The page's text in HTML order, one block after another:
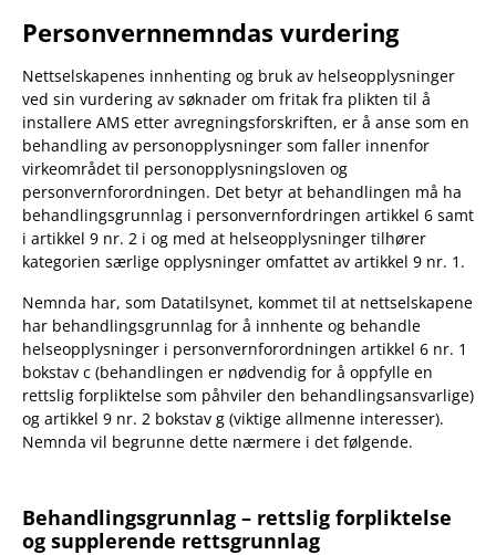
Personvernnemndas vurdering
Nettselskapenes innhenting og bruk av helseopplysninger
ved sin vurdering av søknader om fritak fra plikten til å
installere AMS etter avregningsforskriften, er å anse som en
behandling av personopplysninger som faller innenfor
virkeområdet til personopplysningsloven og
personvernforordningen. Det betyr at behandlingen må ha
behandlingsgrunnlag i personvernfordringen artikkel 6 samt
i artikkel 9 nr. 2 i og med at helseopplysninger tilhører
kategorien særlige opplysninger omfattet av artikkel 9 nr. 1.
Nemnda har, som Datatilsynet, kommet til at nettselskapene
har behandlingsgrunnlag for å innhente og behandle
helseopplysninger i personvernforordningen artikkel 6 nr. 1
bokstav c (behandlingen er nødvendig for å oppfylle en
rettslig forpliktelse som påhviler den behandlingsansvarlige)
og artikkel 9 nr. 2 bokstav g (viktige allmenne interesser).
Nemnda vil begrunne dette nærmere i det følgende.
Behandlingsgrunnlag – rettslig forpliktelse
og supplerende rettsgrunnlag